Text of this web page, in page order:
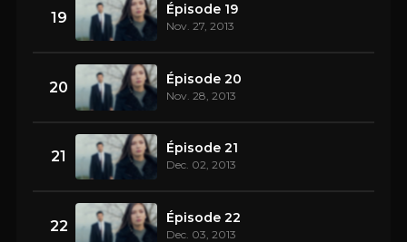
19 Épisode 19
Nov. 27, 2013
20 Épisode 20
Nov. 28, 2013
21 Épisode 21
Dec. 02, 2013
22 Épisode 22
Dec. 03, 2013